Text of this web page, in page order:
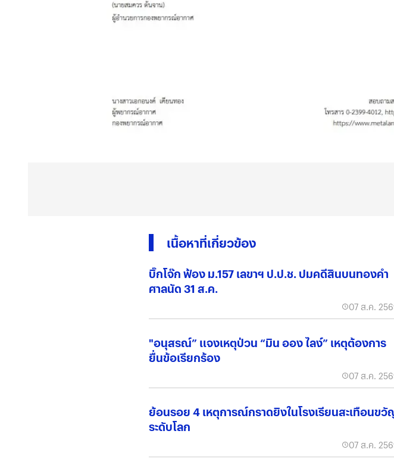
เนื้อหาที่เกี่ยวข้อง
บิ๊กโจ๊ก ฟ้อง ม.157 เลขาฯ ป.ป.ช. ปมคดีสินบนทองคำ
ศาลนัด 31 ส.ค.
07 ส.ค.
"อนุสรณ์” แจงเหตุป่วน “มิน ออง ไลง์” เหตุต้องการ
ยื่นข้อเรียกร้อง
07 ส.ค.
ย้อนรอย 4 เหตุการณ์กราดยิงในโรงเรียนสะเทือนขวั
ระดับโลก
07 ส.ค.